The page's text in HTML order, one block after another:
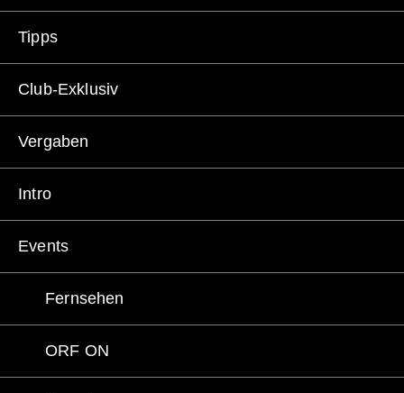
Tipps
Club-Exklusiv
Vergaben
Intro
Events
Fernsehen
ORF ON